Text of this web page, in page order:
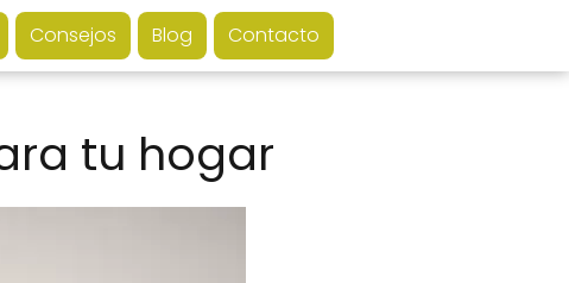
Consejos Blog Contacto
tu hogar